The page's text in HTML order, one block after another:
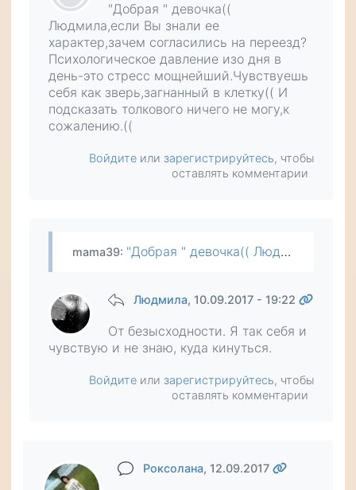
"Добрая " девочка((
Людмила,если Вы знали ее
характер,зачем согласились на переезд?
Психологическое давление изо дня в
день-это стресс мощнейший.Чувствуешь
себя как зверь,загнанный в клетку(( И
подсказать толкового ничего не могу,к
сожалению.((
Войдите или зарегистрируйтесь, чтобы
оставлять комментарии
mama39: "Добрая " девочка(( Людмила,если Вы знали ее характер,зачем согласились на переезд? Психологическое давление изо дня в день-это стресс мощнейший.Чувствуешь себя как зверь,загнанный в клетку(( И…
Людмила, 10.09.2017 - 19:22
От безысходности. Я так себя и
чувствую и не знаю, куда кинуться.
Войдите или зарегистрируйтесь, чтобы
оставлять комментарии
Роксолана, 12.09.2017